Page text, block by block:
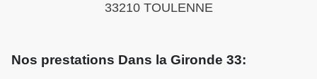
33210 TOULENNE
Nos prestations Dans la Gironde 33: